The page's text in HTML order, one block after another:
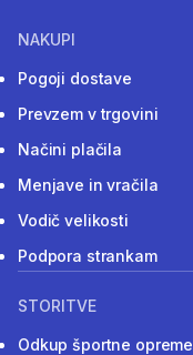
NAKUPI
Pogoji dostave
Prevzem v trgovini
Načini plačila
Menjave in vračila
Vodič velikosti
Podpora strankam
STORITVE
Odkup športne opreme